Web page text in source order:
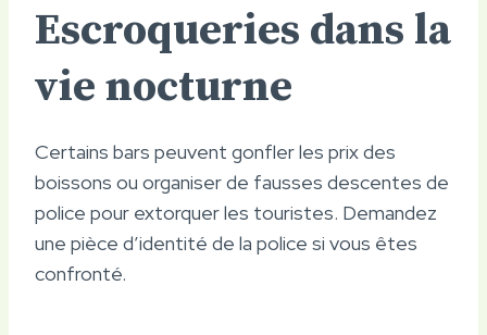
Escroqueries dans la
vie nocturne
Certains bars peuvent gonfler les prix des
boissons ou organiser de fausses descentes de
police pour extorquer les touristes. Demandez
une pièce d’identité de la police si vous êtes
confronté.